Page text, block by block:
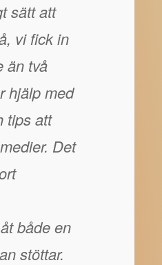
sätt att
vi fick in
än två
hjälp med
tips att
Det
både en
stöttar.